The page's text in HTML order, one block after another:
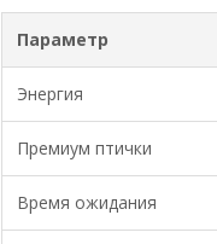
Параметр
Энергия
Премиум птички
Время ожидания